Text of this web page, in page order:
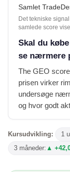
Samlet
Det tekniske
samlede score
Skal du
se nærmere
The GEO
prisen virker
undersøge
og hvor godt
Kursudvikling: 1
3 måneder: ▲